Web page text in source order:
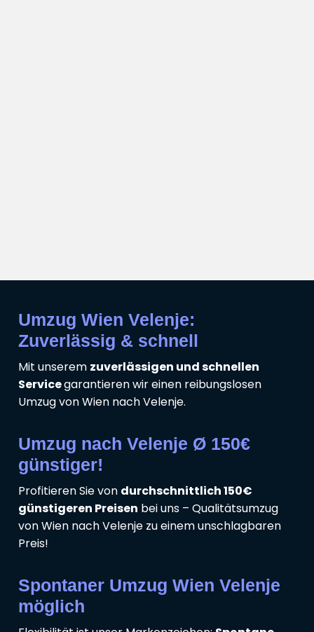
Umzug Wien Velenje:
Zuverlässig & schnell
Mit unserem zuverlässigen und schnellen
Servicegarantieren wir einen reibungslosen
Umzug von Wien nach Velenje.
Umzug nach Velenje Ø 150€
günstiger!
Profitieren Sie von durchschnittlich 150€
günstigeren Preisen bei uns – Qualitätsumzug
von Wien nach Velenje zu einem unschlagbaren
Preis!
Spontaner Umzug Wien Velenje
möglich